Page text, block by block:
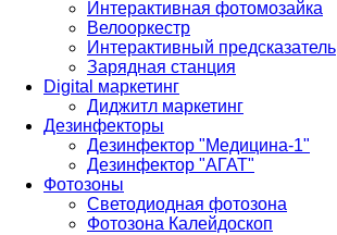
Интерактивная фотомозайка
Велооркестр
Интерактивный предсказатель
Зарядная станция
Digital маркетинг
Диджитл маркетинг
Дезинфекторы
Дезинфектор "Медицина-1"
Дезинфектор "АГАТ"
Фотозоны
Светодиодная фотозона
Фотозона Калейдоскоп